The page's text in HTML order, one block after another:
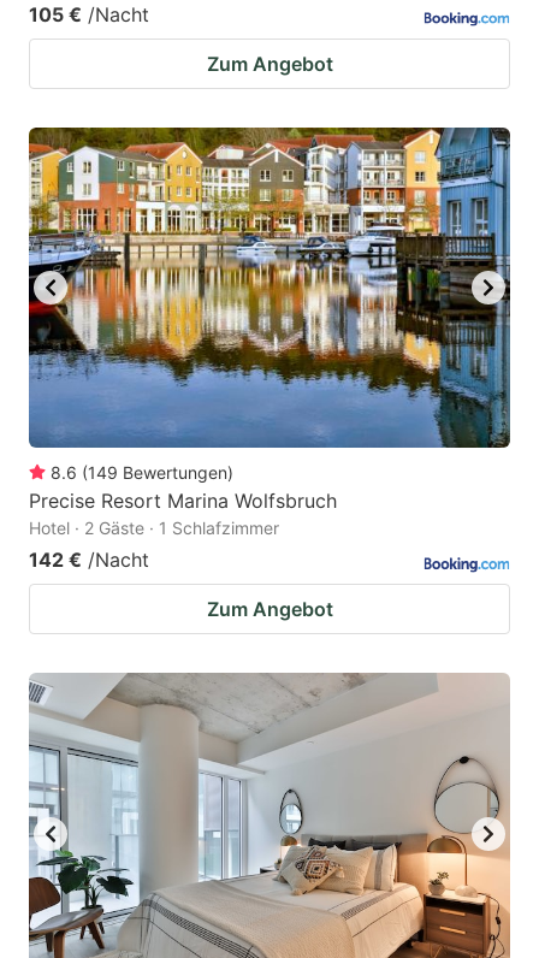
105 € /Nacht
Zum Angebot
8.6 (149 Bewertungen)
Precise Resort Marina Wolfsbruch
Hotel · 2 Gäste · 1 Schlafzimmer
142 € /Nacht
Zum Angebot